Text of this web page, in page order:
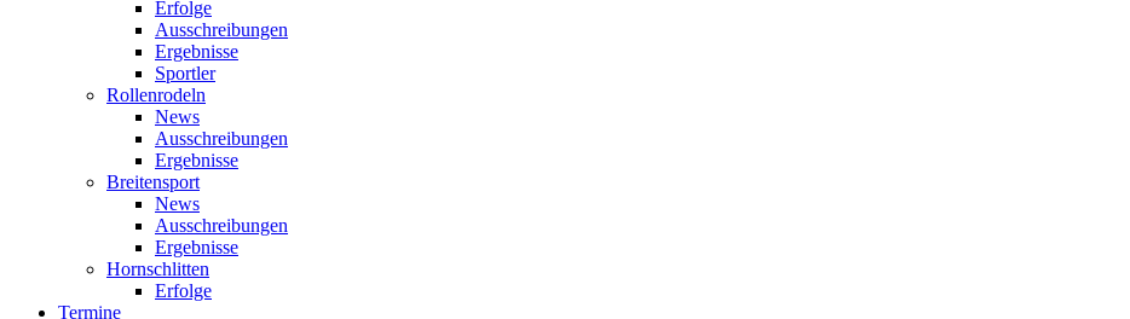
Erfolge
Ausschreibungen
Ergebnisse
Sportler
Rollenrodeln
News
Ausschreibungen
Ergebnisse
Breitensport
News
Ausschreibungen
Ergebnisse
Hornschlitten
Erfolge
Termine